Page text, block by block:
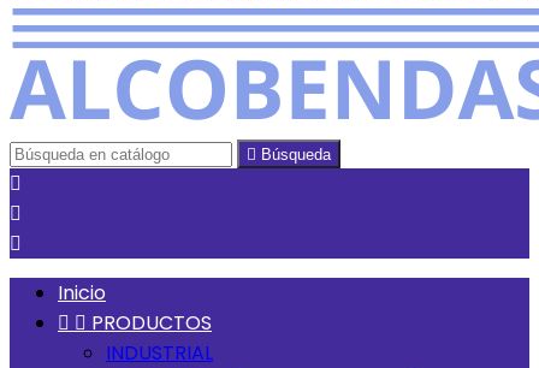
 Búsqueda



Inicio
  PRODUCTOS
INDUSTRIAL